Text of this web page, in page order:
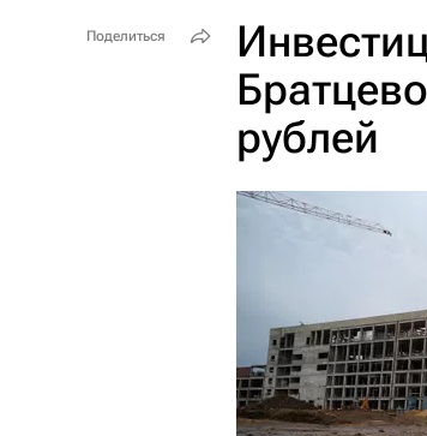
рублей
Поделиться